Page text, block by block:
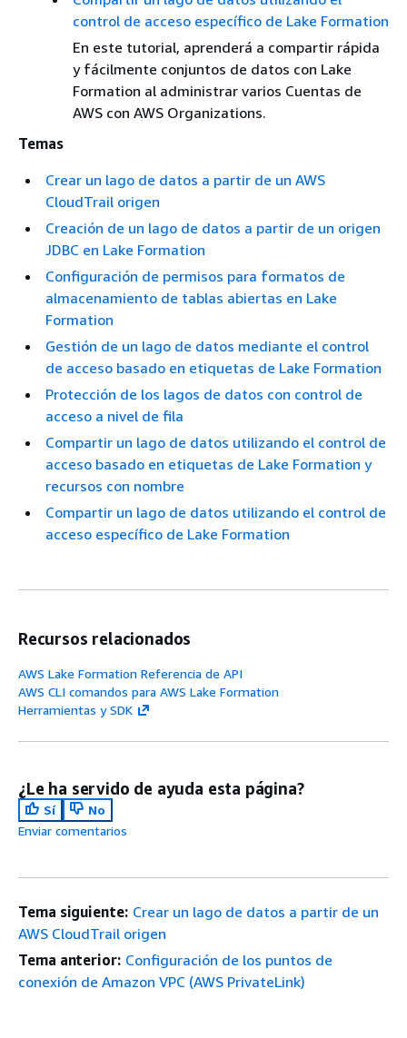
control de acceso específico de Lake Formation
En este tutorial, aprenderá a compartir rápida
y fácilmente conjuntos de datos con Lake
Formation al administrar varios Cuentas de
AWS con AWS Organizations.
Temas
Crear un lago de datos a partir de un AWS
CloudTrail origen
Creación de un lago de datos a partir de un origen
JDBC en Lake Formation
Configuración de permisos para formatos de
almacenamiento de tablas abiertas en Lake
Formation
Gestión de un lago de datos mediante el control
de acceso basado en etiquetas de Lake Formation
Protección de los lagos de datos con control de
acceso a nivel de fila
Compartir un lago de datos utilizando el control de
acceso basado en etiquetas de Lake Formation y
recursos con nombre
Compartir un lago de datos utilizando el control de
acceso específico de Lake Formation
Recursos relacionados
AWS Lake Formation Referencia de API
AWS CLI comandos para AWS Lake Formation
Herramientas y SDK
¿Le ha servido de ayuda esta página?
Sí
No
Enviar comentarios
Tema siguiente: Crear un lago de datos a partir de un
AWS CloudTrail origen
Tema anterior: Configuración de los puntos de
conexión de Amazon VPC (AWS PrivateLink)